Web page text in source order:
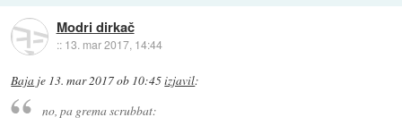
Modri dirkač
:: 13. mar 2017, 14:44
Baja je 13. mar 2017 ob 10:45izjavil:
no, pa grema scrubbat: